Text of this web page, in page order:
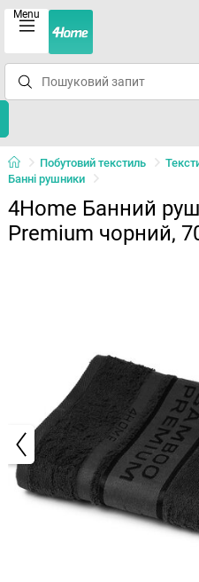
Menu
Побутовий текстиль
Банні рушники
4Home Банний
Premium чорний,